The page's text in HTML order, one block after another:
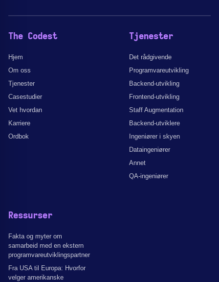
The Codest
Hjem
Om oss
Tjenester
Casestudier
Vet hvordan
Karriere
Ordbok
Tjenester
Det rådgivende
Programvareutvikling
Backend-utvikling
Frontend-utvikling
Staff Augmentation
Backend-utviklere
Ingeniører i skyen
Dataingeniører
Annet
QA-ingeniører
Ressurser
Fakta og myter om
samarbeid med en ekstern
programvareutviklingspartner
Fra USA til Europa: Hvorfor
velger amerikanske